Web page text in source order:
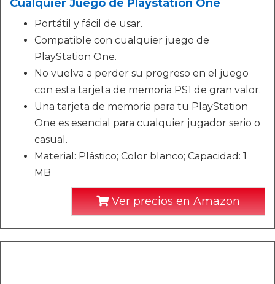
Cualquier Juego de Playstation One
Portátil y fácil de usar.
Compatible con cualquier juego de
PlayStation One.
No vuelva a perder su progreso en el juego
con esta tarjeta de memoria PS1 de gran valor.
Una tarjeta de memoria para tu PlayStation
One es esencial para cualquier jugador serio o
casual.
Material: Plástico; Color blanco; Capacidad: 1
MB
Ver precios en Amazon